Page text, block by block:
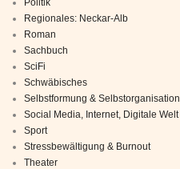
Politik
Regionales: Neckar-Alb
Roman
Sachbuch
SciFi
Schwäbisches
Selbstformung & Selbstorganisation
Social Media, Internet, Digitale Welt
Sport
Stressbewältigung & Burnout
Theater